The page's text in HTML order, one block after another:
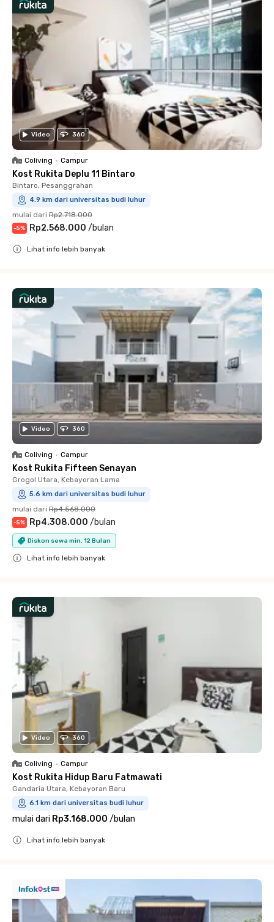
Video 360
Coliving • Campur
Kost Rukita Deplu 11 Bintaro
Bintaro, Pesanggrahan
4.9 km dari universitas budi luhur
mulai dari Rp2.718.000
-5% Rp2.568.000 /bulan
Lihat info lebih banyak
Video 360
Coliving • Campur
Kost Rukita Fifteen Senayan
Grogol Utara, Kebayoran Lama
5.6 km dari universitas budi luhur
mulai dari Rp4.568.000
-5% Rp4.308.000 /bulan
Diskon sewa min. 12 Bulan
Lihat info lebih banyak
Video 360
Coliving • Campur
Kost Rukita Hidup Baru Fatmawati
Gandaria Utara, Kebayoran Baru
6.1 km dari universitas budi luhur
mulai dari Rp3.168.000 /bulan
Lihat info lebih banyak